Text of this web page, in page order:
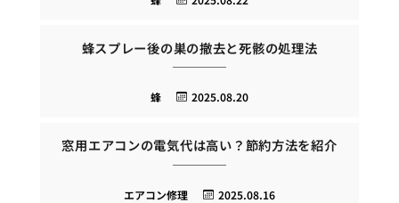
蜂スプレー後の巣の撤去と死骸の処理法
2025.08.20
蜂
窓用エアコンの電気代は高い？節約方法を紹介
2025.08.16
エアコン修理